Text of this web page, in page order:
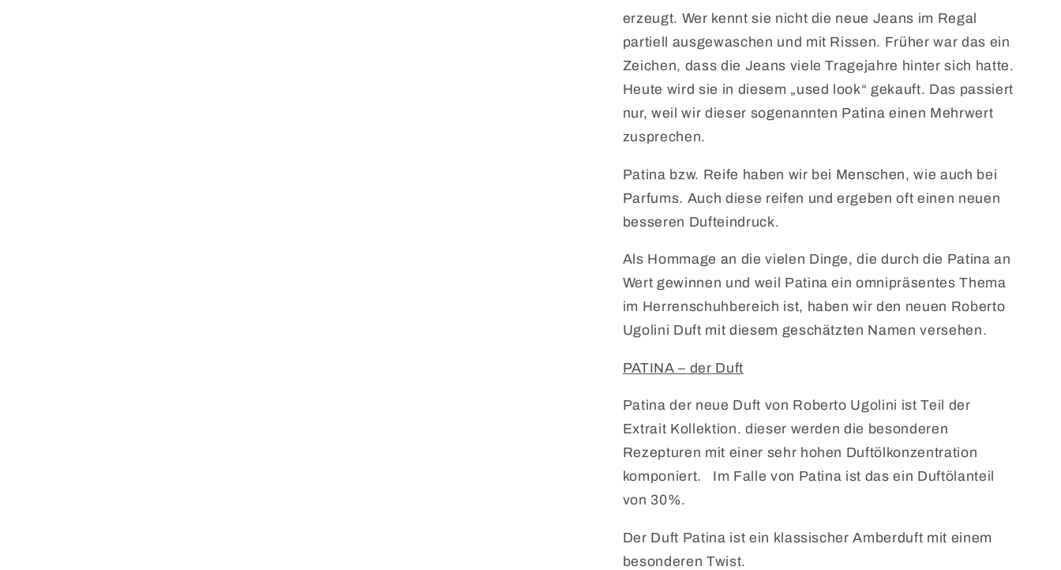
erzeugt. Wer kennt sie nicht die neue Jeans im Regal
partiell ausgewaschen und mit Rissen. Früher war das ein
Zeichen, dass die Jeans viele Tragejahre hinter sich hatte.
Heute wird sie in diesem „used look“ gekauft. Das passiert
nur, weil wir dieser sogenannten Patina einen Mehrwert
zusprechen.
Patina bzw. Reife haben wir bei Menschen, wie auch bei
Parfums. Auch diese reifen und ergeben oft einen neuen
besseren Dufteindruck.
Als Hommage an die vielen Dinge, die durch die Patina an
Wert gewinnen und weil Patina ein omnipräsentes Thema
im Herrenschuhbereich ist, haben wir den neuen Roberto
Ugolini Duft mit diesem geschätzten Namen versehen.
PATINA– der Duft
Patina der neue Duft von Roberto Ugolini ist Teil der
Extrait Kollektion. dieser werden die besonderen
Rezepturen mit einer sehr hohen Duftölkonzentration
komponiert.
Im Falle von Patina ist das ein Duftölanteil
von 30%.
Der Duft Patina ist ein klassischer Amberduft mit einem
besonderen Twist.